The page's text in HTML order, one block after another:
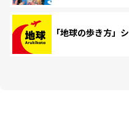
「地球の歩き方」